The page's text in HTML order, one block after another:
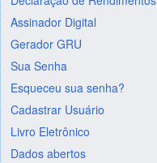
Assinador Digital
Gerador GRU
Sua Senha
Esqueceu sua senha?
Cadastrar Usuário
Livro Eletrônico
Dados abertos